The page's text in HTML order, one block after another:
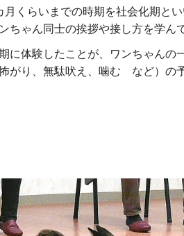
月くらいまでの時期を社会化期と
ちゃん同士の挨拶や接し方を学ん
に体験したことが、ワンちゃんの
がり、無駄吠え、噛む など）の